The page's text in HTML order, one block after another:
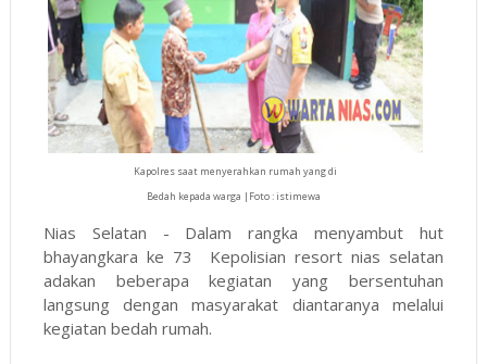
Kapolres saat menyerahkan rumah yang di
Bedah kepada warga |Foto : istimewa
Nias Selatan - Dalam rangka menyambut hut
bhayangkara ke 73 Kepolisian resort nias selatan
adakan beberapa kegiatan yang bersentuhan
langsung dengan masyarakat diantaranya melalui
kegiatan bedah rumah.